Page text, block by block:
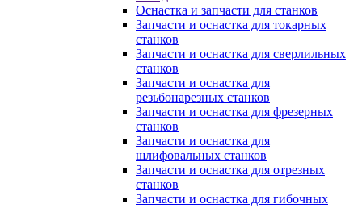
Оснастка и запчасти для станков
Запчасти и оснастка для токарных
станков
Запчасти и оснастка для сверлильных
станков
Запчасти и оснастка для
резьбонарезных станков
Запчасти и оснастка для фрезерных
станков
Запчасти и оснастка для
шлифовальных станков
Запчасти и оснастка для отрезных
станков
Запчасти и оснастка для гибочных